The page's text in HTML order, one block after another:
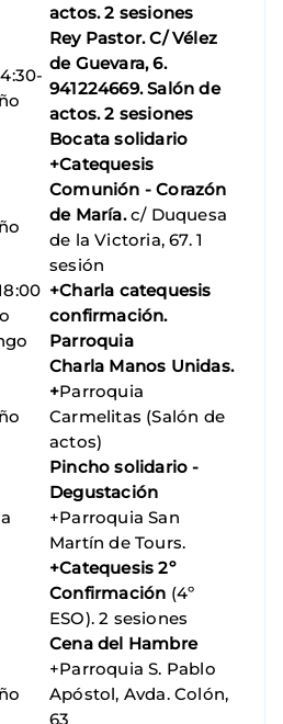
actos. 2 sesiones
Rey Pastor. C/ Vélez
de Guevara, 6.
941224669. Salón de
actos. 2 sesiones
Bocata solidario
+Catequesis
Comunión - Corazón
de María.c/ Duquesa
de la Victoria, 67. 1
sesión
+Charla catequesis
confirmación.
Parroquia
Charla Manos Unidas.
+Parroquia
Carmelitas (Salón de
actos)
Pincho solidario -
Degustación
+Parroquia San
Martín de Tours.
+Catequesis 2º
Confirmación (4º
ESO). 2 sesiones
Cena del Hambre
+Parroquia S. Pablo
Apóstol, Avda. Colón,
63